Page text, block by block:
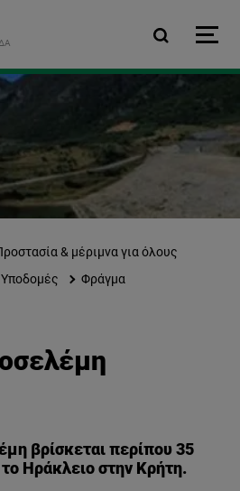
& μέριμνα για όλους
Υποδομές
Φράγμα
βρίσκεται περίπου 35
Ηράκλειο στην Κρήτη.